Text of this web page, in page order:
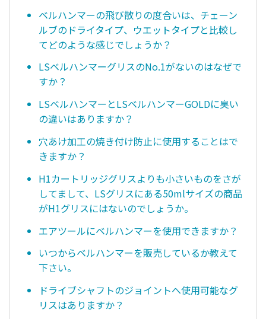
ベルハンマーの飛び散りの度合いは、チェーン
ルブのドライタイプ、ウエットタイプと比較し
てどのような感じでしょうか？
LSベルハンマーグリスのNo.1がないのはなぜで
すか？
LSベルハンマーとLSベルハンマーGOLDに臭い
の違いはありますか？
穴あけ加工の焼き付け防止に使用することはで
きますか？
H1カートリッジグリスよりも小さいものをさが
してまして、LSグリスにある50mlサイズの商品
がH1グリスにはないのでしょうか。
エアツールにベルハンマーを使用できますか？
いつからベルハンマーを販売しているか教えて
下さい。
ドライブシャフトのジョイントへ使用可能なグ
リスはありますか？